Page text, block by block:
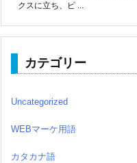
クスに立ち、ピ ...
カテゴリー
Uncategorized
WEBマーケ用語
カタカナ語